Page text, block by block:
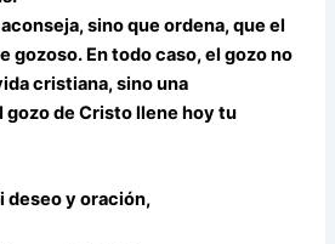
sino que ordena, que el
gozoso. En todo caso, el gozo no
cristiana, sino una
gozo de Cristo llene hoy tu
deseo y oración,